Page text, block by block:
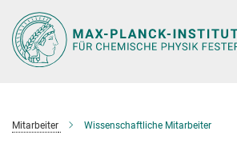
Hauptinhalt
Mitarbeiter Wissenschaftliche Mitarbeiter